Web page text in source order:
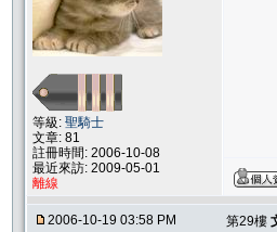
等級: 聖騎士
文章: 81
註冊時間: 2006-10-08
最近來訪: 2009-05-01
離線
2006-10-19 03:58 PM 第29樓